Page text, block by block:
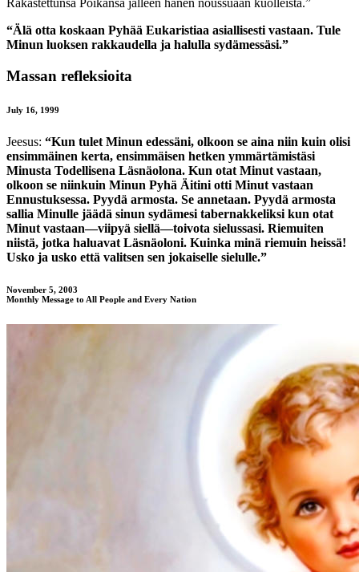
Rakastettunsa Poikansa jälleen hänen noussuaan kuolleista.”
“Älä otta koskaan Pyhää Eukaristiaa asiallisesti vastaan. Tule
Minun luoksen rakkaudella ja halulla sydämessäsi.”
Massan refleksioita
July 16, 1999
Jeesus: “Kun tulet Minun edessäni, olkoon se aina niin kuin olisi
ensimmäinen kerta, ensimmäisen hetken ymmärtämistäsi
Minusta Todellisena Läsnäolona. Kun otat Minut vastaan,
olkoon se niinkuin Minun Pyhä Äitini otti Minut vastaan
Ennustuksessa. Pyydä armosta. Se annetaan. Pyydä armosta
sallia Minulle jäädä sinun sydämesi tabernakkeliksi kun otat
Minut vastaan—viipyä siellä—toivota sielussasi. Riemuiten
niistä, jotka haluavat Läsnäoloni. Kuinka minä riemuin heissä!
Usko ja usko että valitsen sen jokaiselle sielulle.”
November 5, 2003
Monthly Message to All People and Every Nation